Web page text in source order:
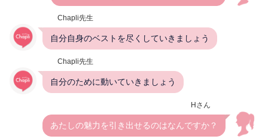
Chapli先生
自分自身のベストを尽くしていきましょう
Chapli先生
自分のために動いていきましょう
Hさん
あたしの魅力を引き出せるのはなんですか？